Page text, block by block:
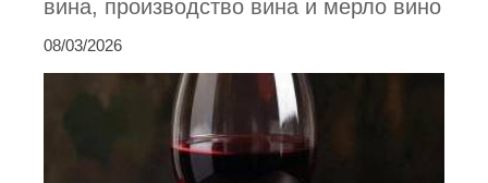
вина, производство вина и мерло вино
08/03/2026